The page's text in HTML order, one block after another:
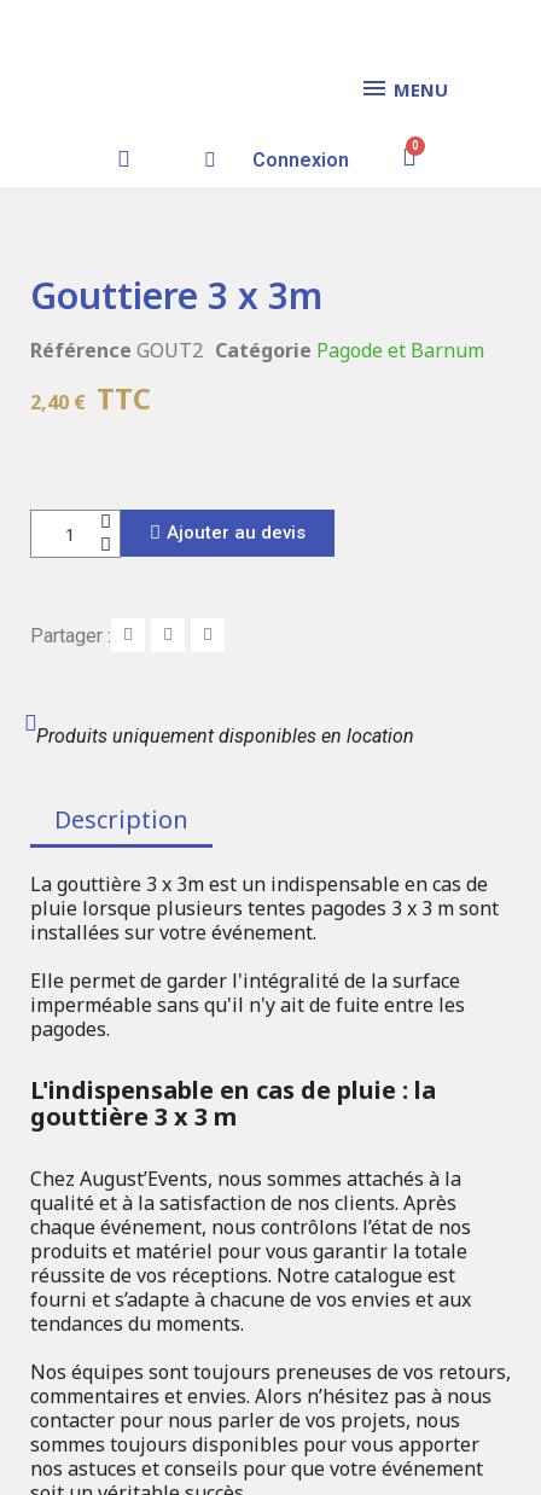
MENU
Connexion
Gouttiere 3 x 3m
Référence GOUT2 Catégorie Pagode et Barnum
2,40 € TTC
Ajouter au devis
Partager :
Produits uniquement disponibles en location
Description
La gouttière 3 x 3m est un indispensable en cas de
pluie lorsque plusieurs tentes pagodes 3 x 3 m sont
installées sur votre événement.
Elle permet de garder l'intégralité de la surface
imperméable sans qu'il n'y ait de fuite entre les
pagodes.
L'indispensable en cas de pluie : la
gouttière 3 x 3 m
Chez August’Events, nous sommes attachés à la
qualité et à la satisfaction de nos clients. Après
chaque événement, nous contrôlons l’état de nos
produits et matériel pour vous garantir la totale
réussite de vos réceptions. Notre catalogue est
fourni et s’adapte à chacune de vos envies et aux
tendances du moments.
Nos équipes sont toujours preneuses de vos retours,
commentaires et envies. Alors n’hésitez pas à nous
contacter pour nous parler de vos projets, nous
sommes toujours disponibles pour vous apporter
nos astuces et conseils pour que votre événement